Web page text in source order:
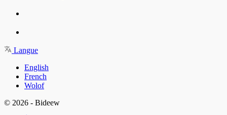
Langue
English
French
Wolof
© 2026 - Bideew